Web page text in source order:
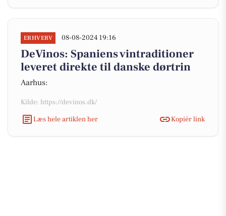
ERHVERV 08-08-2024 19:16
DeVinos: Spaniens vintraditioner
leveret direkte til danske dørtrin
Aarhus:
Kilde: https://devinos.dk/
Læs hele artiklen her
Kopiér link